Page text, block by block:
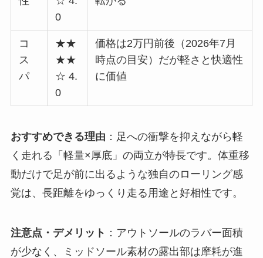
0
コ
ス
パ
★★
★★
☆ 4.
0
価格は2万円前後（2026年7月
時点の目安）だが軽さと快適性
に価値
おすすめできる理由 ：足への衝撃を抑えながら軽
く走れる「軽量×厚底」の両立が特長です。体重移
動だけで足が前に出るような独自のローリング感
覚は、長距離をゆっくり走る用途と好相性です。
注意点・デメリット ：アウトソールのラバー面積
が少なく、ミッドソール素材の露出部は摩耗が進